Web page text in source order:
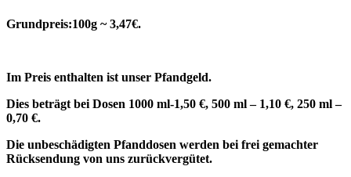
Grundpreis:100g ~ 3,47€.
Im Preis enthalten ist unser Pfandgeld.
Dies beträgt bei Dosen 1000 ml-1,50 €, 500 ml – 1,10 €, 250 ml –
0,70 €.
Die unbeschädigten Pfanddosen werden bei frei gemachter
Rücksendung von uns zurückvergütet.